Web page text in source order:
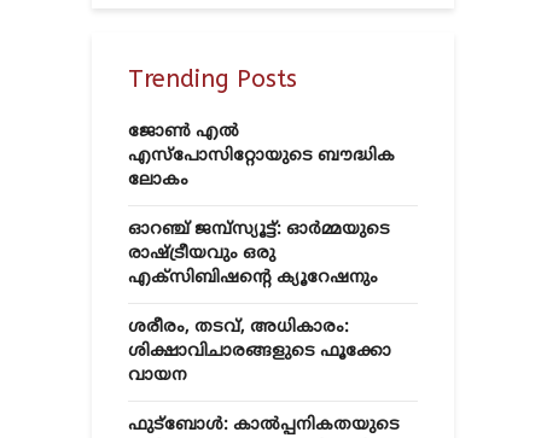
Trending Posts
ജോൺ എൽ
എസ്‌പോസിറ്റോയുടെ ബൗദ്ധിക
ലോകം
ഓറഞ്ച് ജമ്പ്സ്യൂട്ട്: ഓർമ്മയുടെ
രാഷ്ട്രീയവും ഒരു
എക്സിബിഷന്റെ ക്യൂറേഷനും
ശരീരം, തടവ്, അധികാരം:
ശിക്ഷാവിചാരങ്ങളുടെ ഫൂക്കോ
വായന
ഫുട്ബോൾ: കാൽപ്പനികതയുടെ